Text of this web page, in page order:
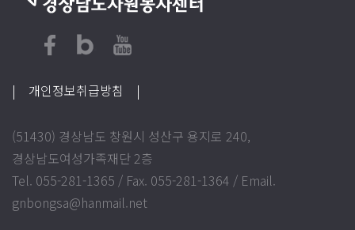
| 개인정보취급방침 |
(51430) 경상남도 창원시 성산구 용지로 240,
경상남도여성가족재단 2층
Tel. 055-281-1365 / Fax. 055-281-1364 / Email.
gnbongsa@hanmail.net